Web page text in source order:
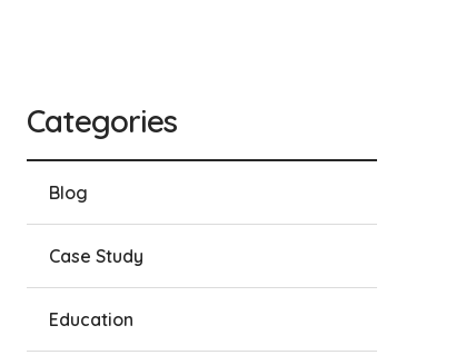
Categories
Blog
Case Study
Education